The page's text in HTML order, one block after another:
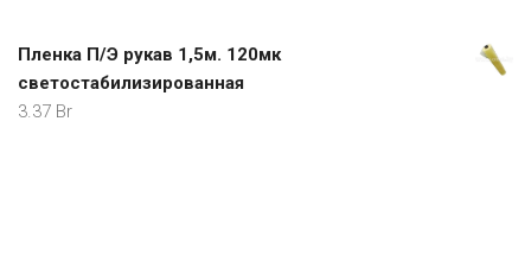
Пленка П/Э рукав 1,5м. 120мк
светостабилизированная
3.37 Br